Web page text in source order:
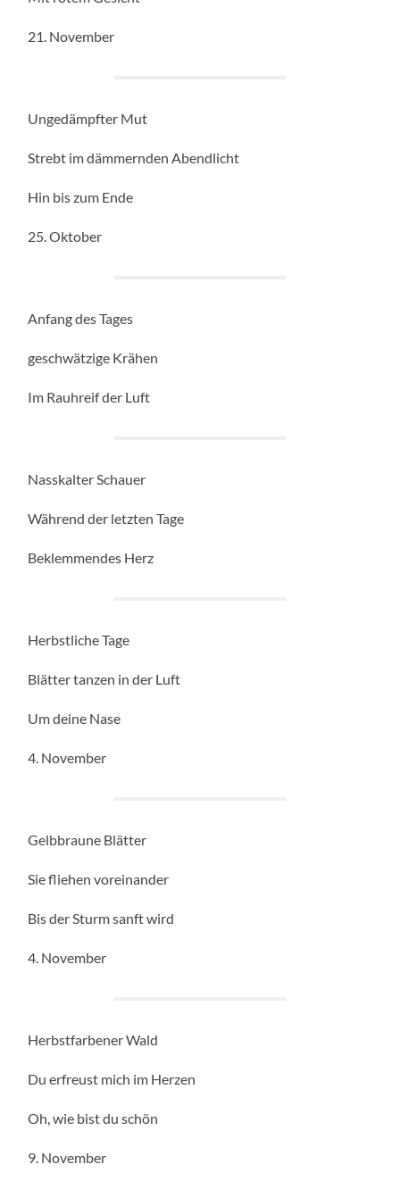
21. November
Ungedämpfter Mut
Strebt im dämmernden Abendlicht
Hin bis zum Ende
25. Oktober
Anfang des Tages
geschwätzige Krähen
Im Rauhreif der Luft
Nasskalter Schauer
Während der letzten Tage
Beklemmendes Herz
Herbstliche Tage
Blätter tanzen in der Luft
Um deine Nase
4. November
Gelbbraune Blätter
Sie fliehen voreinander
Bis der Sturm sanft wird
4. November
Herbstfarbener Wald
Du erfreust mich im Herzen
Oh, wie bist du schön
9. November